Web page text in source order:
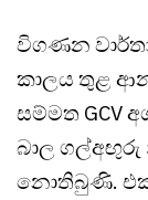
විගණන
කාලය තුළ
සම්මත GCV
බාල ගල්අඟුරු
නොතිබුණි.